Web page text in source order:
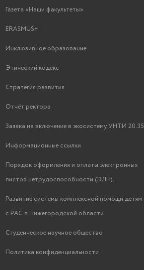
Газета «Наши факультеты»
ERASMUS+
Инклюзивное образование
Этический кодекс
Стратегия развития
Отчёт ректора
Заявка на включение в экосистему УНТИ 20.35
Информационные ссылки
Порядок оформления и оплаты электронных
листов нетрудоспособности (ЭЛН).
Развитие системы комплексной помощи детям
с РАС в Нижегородской области
Студенческое научное общество
Политика конфиденциальности